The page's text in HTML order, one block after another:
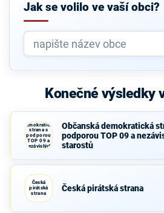
Jak se volilo ve vaší obci?
Konečné výsledky
demokratická
strana s
podporou
TOP 09 a
nezávislých
starostů
Občanská demokratická
podporou TOP 09 a
starostů
Česká
pirátská
strana
Česká pirátská strana